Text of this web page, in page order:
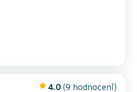
4.0 (9 hodnocení)